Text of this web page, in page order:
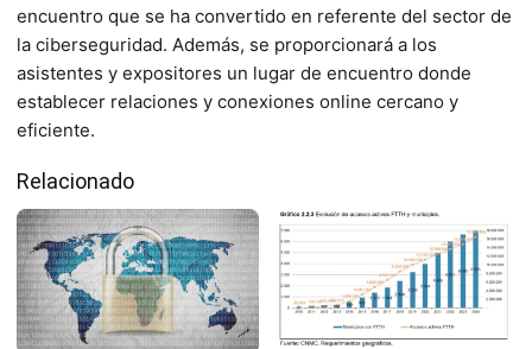
encuentro que se ha convertido en referente del sector de
la ciberseguridad. Además, se proporcionará a los
asistentes y expositores un lugar de encuentro donde
establecer relaciones y conexiones online cercano y
eficiente.
Relacionado